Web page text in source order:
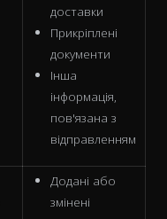
доставки
Прикріплені
документи
Інша
інформація,
пов'язана з
відправленням
Додані або
змінені